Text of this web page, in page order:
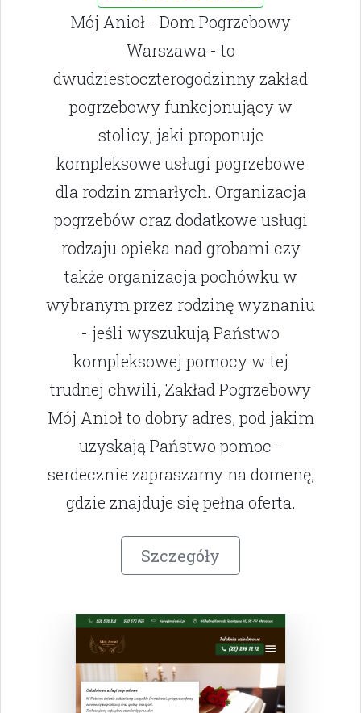
Mój Anioł - Dom Pogrzebowy
Warszawa - to
dwudziestoczterogodzinny zakład
pogrzebowy funkcjonujący w
stolicy, jaki proponuje
kompleksowe usługi pogrzebowe
dla rodzin zmarłych. Organizacja
pogrzebów oraz dodatkowe usługi
rodzaju opieka nad grobami czy
także organizacja pochówku w
wybranym przez rodzinę wyznaniu
- jeśli wyszukują Państwo
kompleksowej pomocy w tej
trudnej chwili, Zakład Pogrzebowy
Mój Anioł to dobry adres, pod jakim
uzyskają Państwo pomoc -
serdecznie zapraszamy na domenę,
gdzie znajduje się pełna oferta.
Szczegóły